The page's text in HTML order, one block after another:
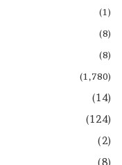
(1)
(8)
(8)
(1,780)
(14)
(124)
(2)
(8)